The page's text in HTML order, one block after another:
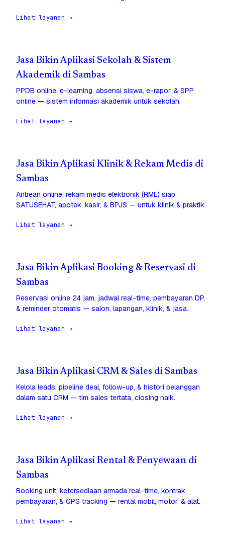
Lihat layanan →
Jasa Bikin Aplikasi Sekolah & Sistem
Akademik di Sambas
PPDB online, e-learning, absensi siswa, e-rapor, & SPP
online — sistem informasi akademik untuk sekolah.
Lihat layanan →
Jasa Bikin Aplikasi Klinik & Rekam Medis di
Sambas
Antrean online, rekam medis elektronik (RME) siap
SATUSEHAT, apotek, kasir, & BPJS — untuk klinik & praktik.
Lihat layanan →
Jasa Bikin Aplikasi Booking & Reservasi di
Sambas
Reservasi online 24 jam, jadwal real-time, pembayaran DP,
& reminder otomatis — salon, lapangan, klinik, & jasa.
Lihat layanan →
Jasa Bikin Aplikasi CRM & Sales di Sambas
Kelola leads, pipeline deal, follow-up, & histori pelanggan
dalam satu CRM — tim sales tertata, closing naik.
Lihat layanan →
Jasa Bikin Aplikasi Rental & Penyewaan di
Sambas
Booking unit, ketersediaan armada real-time, kontrak,
pembayaran, & GPS tracking — rental mobil, motor, & alat.
Lihat layanan →